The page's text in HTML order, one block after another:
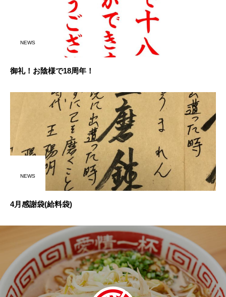
NEWS
御礼！お陰様で18周年！
NEWS
4月感謝袋(給料袋)